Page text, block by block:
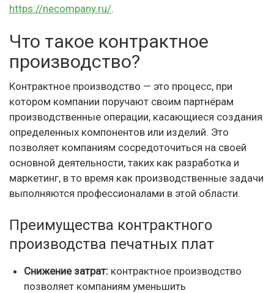
https://necompany.ru/.
Что такое контрактное
производство?
Контрактное производство — это процесс, при
котором компании поручают своим партнёрам
производственные операции, касающиеся создания
определенных компонентов или изделий. Это
позволяет компаниям сосредоточиться на своей
основной деятельности, таких как разработка и
маркетинг, в то время как производственные задачи
выполняются профессионалами в этой области.
Преимущества контрактного
производства печатных плат
Снижение затрат: контрактное производство
позволяет компаниям уменьшить